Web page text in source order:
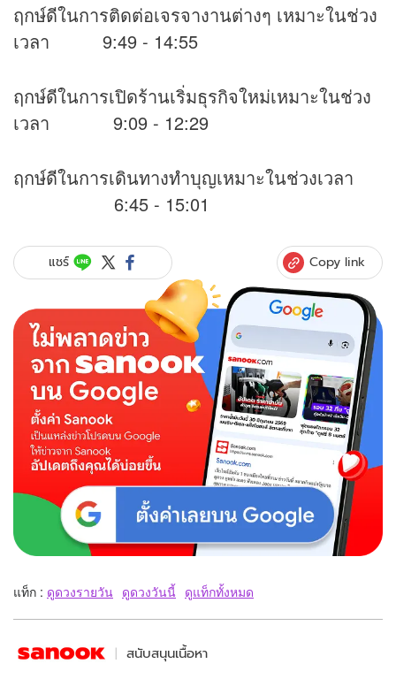
ฤกษ์ดีในการติดต่อเจรจางานต่างๆ เหมาะในช่วง
เวลา 9:49 - 14:55
ฤกษ์ดีในการเปิดร้านเริ่มธุรกิจใหม่เหมาะในช่วง
เวลา 9:09 - 12:29
ฤกษ์ดีในการเดินทางทำบุญเหมาะในช่วงเวลา
6:45 - 15:01
แชร์ Copy link
แท็ก : ดูดวงรายวัน ดูดวงวันนี้ ดูแท็กทั้งหมด
สนับสนุนเนื้อหา